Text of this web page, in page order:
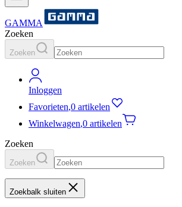
GAMMA
Zoeken
Zoeken
Inloggen
Favorieten,0 artikelen
Winkelwagen,0 artikelen
Zoeken
Zoeken
Zoekbalk sluiten